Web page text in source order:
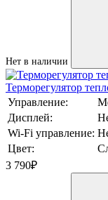
Нет в наличии
Терморегулятор
Управление:
Дисплей:
Wi-Fi управление:
Цвет:
3 790₽